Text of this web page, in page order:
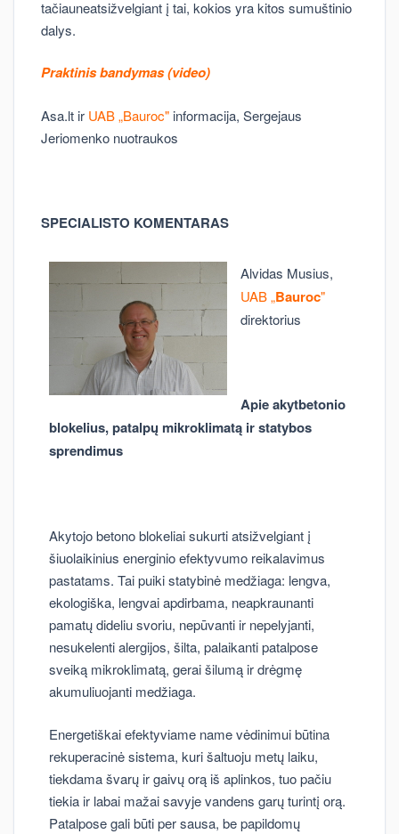
tačiauneatsižvelgiant į tai, kokios yra kitos sumuštinio
dalys.
Praktinis bandymas (video)
Asa.lt ir UAB „Bauroc" informacija, Sergejaus
Jeriomenko nuotraukos
SPECIALISTO KOMENTARAS
Alvidas Musius,
UAB „Bauroc"
direktorius
Apie akytbetonio
blokelius, patalpų mikroklimatą ir statybos
sprendimus
Akytojo betono blokeliai sukurti atsižvelgiant į
šiuolaikinius energinio efektyvumo reikalavimus
pastatams. Tai puiki statybinė medžiaga: lengva,
ekologiška, lengvai apdirbama, neapkraunanti
pamatų dideliu svoriu, nepūvanti ir nepelyjanti,
nesukelenti alergijos, šilta, palaikanti patalpose
sveiką mikroklimatą, gerai šilumą ir drėgmę
akumuliuojanti medžiaga.
Energetiškai efektyviame name vėdinimui būtina
rekuperacinė sistema, kuri šaltuoju metų laiku,
tiekdama švarų ir gaivų orą iš aplinkos, tuo pačiu
tiekia ir labai mažai savyje vandens garų turintį orą.
Patalpose gali būti per sausa, be papildomų